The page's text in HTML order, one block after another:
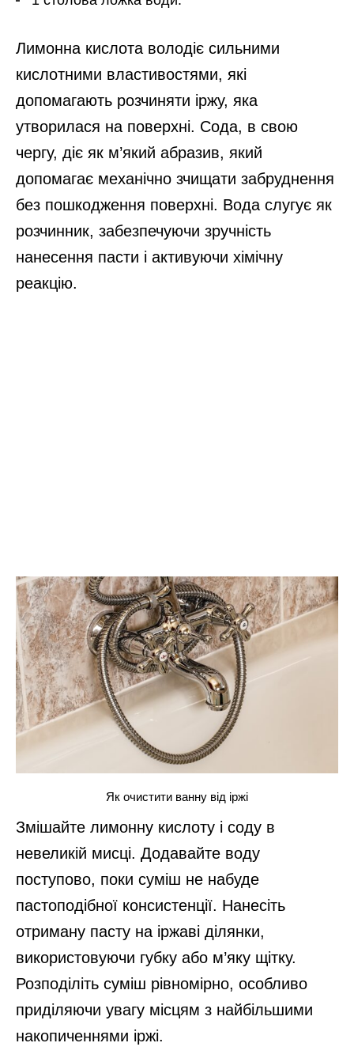
Лимонна кислота володіє сильними
кислотними властивостями, які
допомагають розчиняти іржу, яка
утворилася на поверхні. Сода, в свою
чергу, діє як м’який абразив, який
допомагає механічно зчищати забруднення
без пошкодження поверхні. Вода слугує як
розчинник, забезпечуючи зручність
нанесення пасти і активуючи хімічну
реакцію.
Як очистити ванну від іржі
Змішайте лимонну кислоту і соду в
невеликій мисці. Додавайте воду
поступово, поки суміш не набуде
пастоподібної консистенції. Нанесіть
отриману пасту на іржаві ділянки,
використовуючи губку або м’яку щітку.
Розподіліть суміш рівномірно, особливо
приділяючи увагу місцям з найбільшими
накопиченнями іржі.